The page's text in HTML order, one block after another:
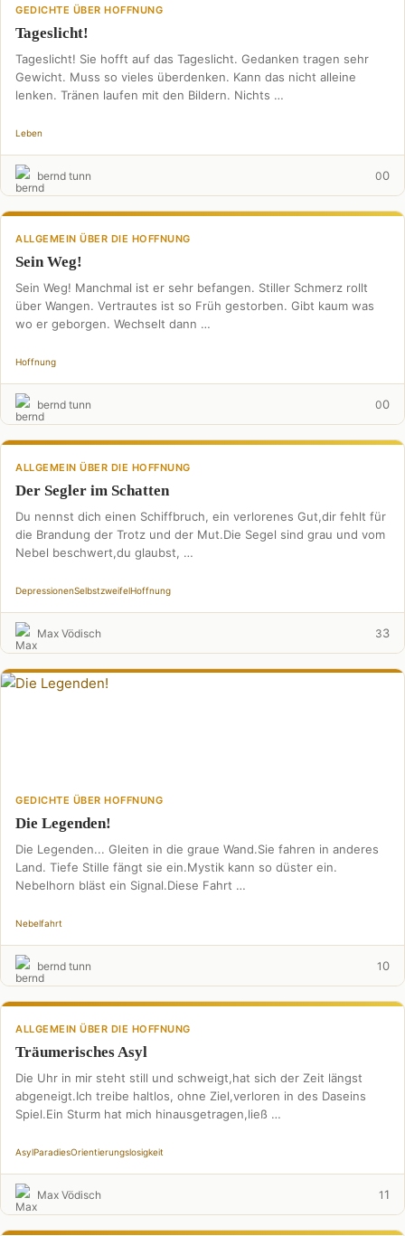
GEDICHTE ÜBER HOFFNUNG
Tageslicht!
Tageslicht! Sie hofft auf das Tageslicht. Gedanken tragen sehr
Gewicht. Muss so vieles überdenken. Kann das nicht alleine
lenken. Tränen laufen mit den Bildern. Nichts …
Leben
bernd tunn 00
ALLGEMEIN ÜBER DIE HOFFNUNG
Sein Weg!
Sein Weg! Manchmal ist er sehr befangen. Stiller Schmerz rollt
über Wangen. Vertrautes ist so Früh gestorben. Gibt kaum was
wo er geborgen. Wechselt dann …
Hoffnung
bernd tunn 00
ALLGEMEIN ÜBER DIE HOFFNUNG
Der Segler im Schatten
Du nennst dich einen Schiffbruch, ein verlorenes Gut,dir fehlt für
die Brandung der Trotz und der Mut.Die Segel sind grau und vom
Nebel beschwert,du glaubst, …
DepressionenSelbstzweifelHoffnung
Max Vödisch 33
GEDICHTE ÜBER HOFFNUNG
Die Legenden!
Die Legenden... Gleiten in die graue Wand.Sie fahren in anderes
Land. Tiefe Stille fängt sie ein.Mystik kann so düster ein.
Nebelhorn bläst ein Signal.Diese Fahrt …
Nebelfahrt
bernd tunn 10
ALLGEMEIN ÜBER DIE HOFFNUNG
Träumerisches Asyl
Die Uhr in mir steht still und schweigt,hat sich der Zeit längst
abgeneigt.Ich treibe haltlos, ohne Ziel,verloren in des Daseins
Spiel.Ein Sturm hat mich hinausgetragen,ließ …
AsylParadiesOrientierungslosigkeit
Max Vödisch 11